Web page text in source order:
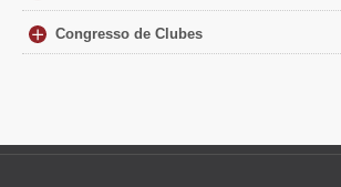
Congresso de Clubes